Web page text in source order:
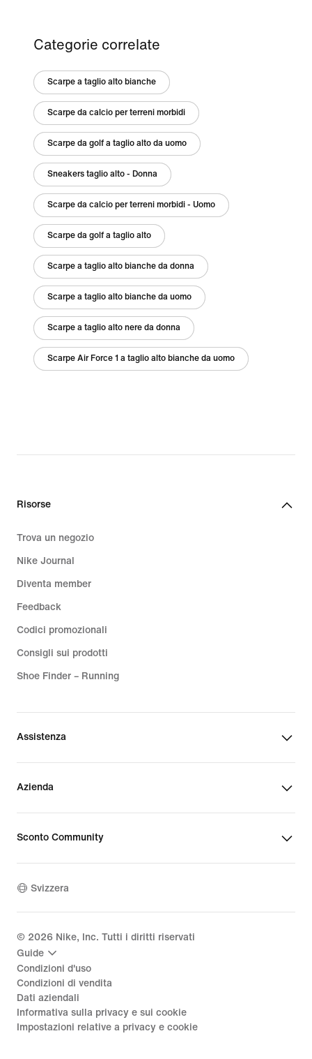
Categorie correlate
Scarpe a taglio alto bianche
Scarpe da calcio per terreni morbidi
Scarpe da golf a taglio alto da uomo
Sneakers taglio alto - Donna
Scarpe da calcio per terreni morbidi - Uomo
Scarpe da golf a taglio alto
Scarpe a taglio alto bianche da donna
Scarpe a taglio alto bianche da uomo
Scarpe a taglio alto nere da donna
Scarpe Air Force 1 a taglio alto bianche da uomo
Risorse
Trova un negozio
Nike Journal
Diventa member
Feedback
Codici promozionali
Consigli sui prodotti
Shoe Finder – Running
Assistenza
Azienda
Sconto Community
Svizzera
© 2026 Nike, Inc. Tutti i diritti riservati
Guide
Condizioni d'uso
Condizioni di vendita
Dati aziendali
Informativa sulla privacy e sui cookie
Impostazioni relative a privacy e cookie